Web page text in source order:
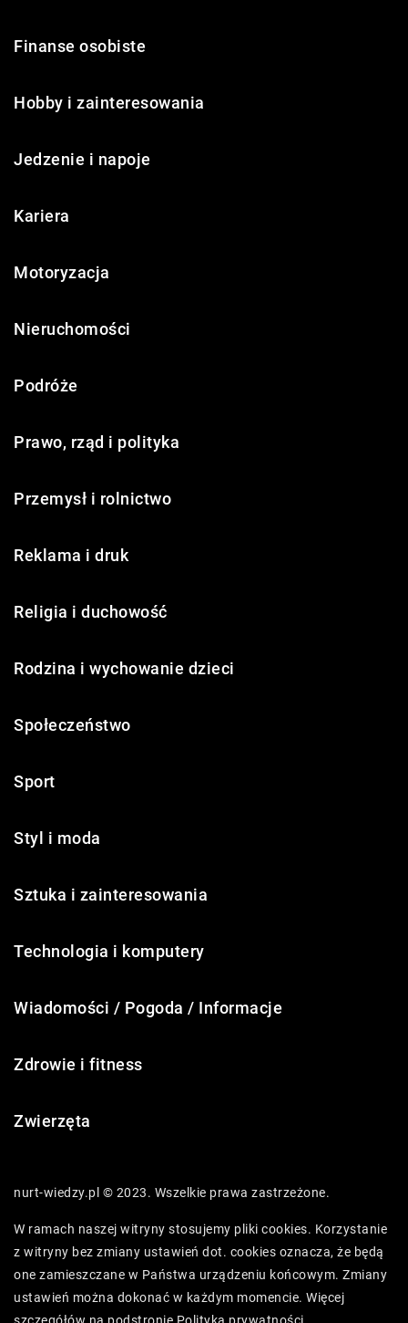
Finanse osobiste
Hobby i zainteresowania
Jedzenie i napoje
Kariera
Motoryzacja
Nieruchomości
Podróże
Prawo, rząd i polityka
Przemysł i rolnictwo
Reklama i druk
Religia i duchowość
Rodzina i wychowanie dzieci
Społeczeństwo
Sport
Styl i moda
Sztuka i zainteresowania
Technologia i komputery
Wiadomości / Pogoda / Informacje
Zdrowie i fitness
Zwierzęta
nurt-wiedzy.pl © 2023. Wszelkie prawa zastrzeżone.
W ramach naszej witryny stosujemy pliki cookies. Korzystanie
z witryny bez zmiany ustawień dot. cookies oznacza, że będą
one zamieszczane w Państwa urządzeniu końcowym. Zmiany
ustawień można dokonać w każdym momencie. Więcej